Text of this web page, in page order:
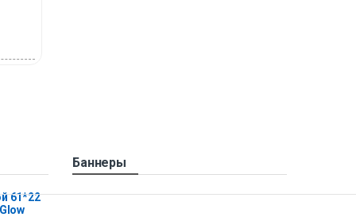
61*22
Баннеры